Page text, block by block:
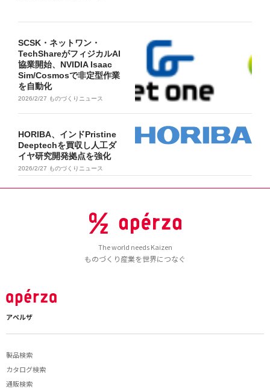
SCSK・ネットワン・
TechShareがフィジカルAI
協業開始、NVIDIA Isaac
Sim/Cosmosで非定型作業
を自動化
2026/2/27 ものづくりニュース
HORIBA、インドPristine
Deeptechを買収し人工ダ
イヤ研究開発拠点を強化
2026/2/27 ものづくりニュース
The world needs Kaizen
ものづくり産業を世界につなぐ
アペルザ
製品検索
カタログ検索
通販検索